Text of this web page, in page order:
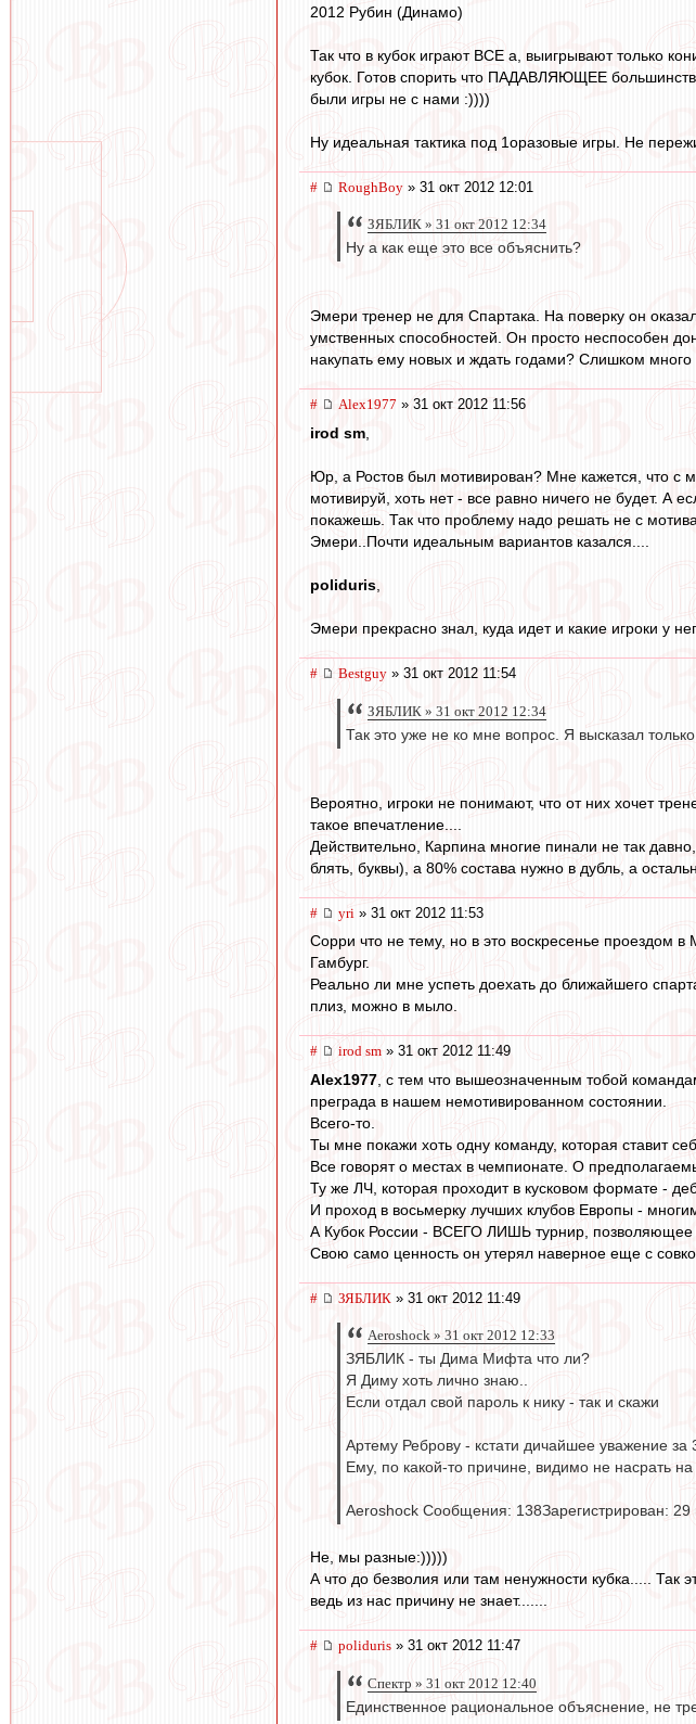
2012 Рубин (Динамо)
Так что в кубок играют ВСЕ а, выигрывают только
кубок. Готов спорить что ПАДАВЛЯЮЩЕЕ
были игры не с нами :))))
Ну идеальная тактика под 1оразовые игры. Не
# RoughBoy » 31 окт 2012 12:01
ЗЯБЛИК » 31 окт 2012 12:34
Ну а как еще это все объяснить?
Эмери тренер не для Спартака. На поверку он
умственных способностей. Он просто неспособен
накупать ему новых и ждать годами? Слишком много
# Alex1977 » 31 окт 2012 11:56
irod sm
Юр, а Ростов был мотивирован? Мне кажется, что с
мотивируй, хоть нет - все равно ничего не будет. А
покажешь. Так что проблему надо решать не с
Эмери..Почти идеальным вариантов казался....
poliduris
Эмери прекрасно знал, куда идет и какие игроки у
# Bestguy » 31 окт 2012 11:54
ЗЯБЛИК » 31 окт 2012 12:34
Так это уже не ко мне вопрос. Я высказал
Вероятно, игроки не понимают, что от них хочет
такое впечатление....
Действительно, Карпина многие пинали не так
блять, буквы), а 80% состава нужно в дубль, а
# yri » 31 окт 2012 11:53
Сорри что не тему, но в это воскресенье проездом
Гамбург.
Реально ли мне успеть доехать до ближайшего
плиз, можно в мыло.
# irod sm » 31 окт 2012 11:49
Alex1977 , с тем что вышеозначенным тобой
преграда в нашем немотивированном состоянии.
Всего-то.
Ты мне покажи хоть одну команду, которая ставит
Все говорят о местах в чемпионате. О
Ту же ЛЧ, которая проходит в кусковом формате -
И проход в восьмерку лучших клубов Европы -
А Кубок России - ВСЕГО ЛИШЬ турнир, позволяющее
Свою само ценность он утерял наверное еще с
# ЗЯБЛИК » 31 окт 2012 11:49
Aeroshock » 31 окт 2012 12:33
ЗЯБЛИК - ты Дима Мифта что ли?
Я Диму хоть лично знаю..
Если отдал свой пароль к нику - так и скажи
Артему Реброву - кстати дичайшее уважение
Ему, по какой-то причине, видимо не насрать
Aeroshock Сообщения: 138Зарегистрирован:
Не, мы разные:)))))
А что до безволия или там ненужности кубка.....
ведь из нас причину не знает.......
# poliduris » 31 окт 2012 11:47
Спектр » 31 окт 2012 12:40
Единственное рациональное объяснение, не